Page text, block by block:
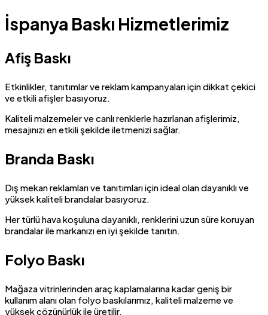
İspanya Baskı Hizmetlerimiz
Afiş Baskı
Etkinlikler, tanıtımlar ve reklam kampanyaları için dikkat çekici
ve etkili afişler basıyoruz.
Kaliteli malzemeler ve canlı renklerle hazırlanan afişlerimiz,
mesajınızı en etkili şekilde iletmenizi sağlar.
Branda Baskı
Dış mekan reklamları ve tanıtımları için ideal olan dayanıklı ve
yüksek kaliteli brandalar basıyoruz.
Her türlü hava koşuluna dayanıklı, renklerini uzun süre koruyan
brandalar ile markanızı en iyi şekilde tanıtın.
Folyo Baskı
Mağaza vitrinlerinden araç kaplamalarına kadar geniş bir
kullanım alanı olan folyo baskılarımız, kaliteli malzeme ve
yüksek çözünürlük ile üretilir.